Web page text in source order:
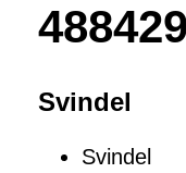
Svindel
Svindel